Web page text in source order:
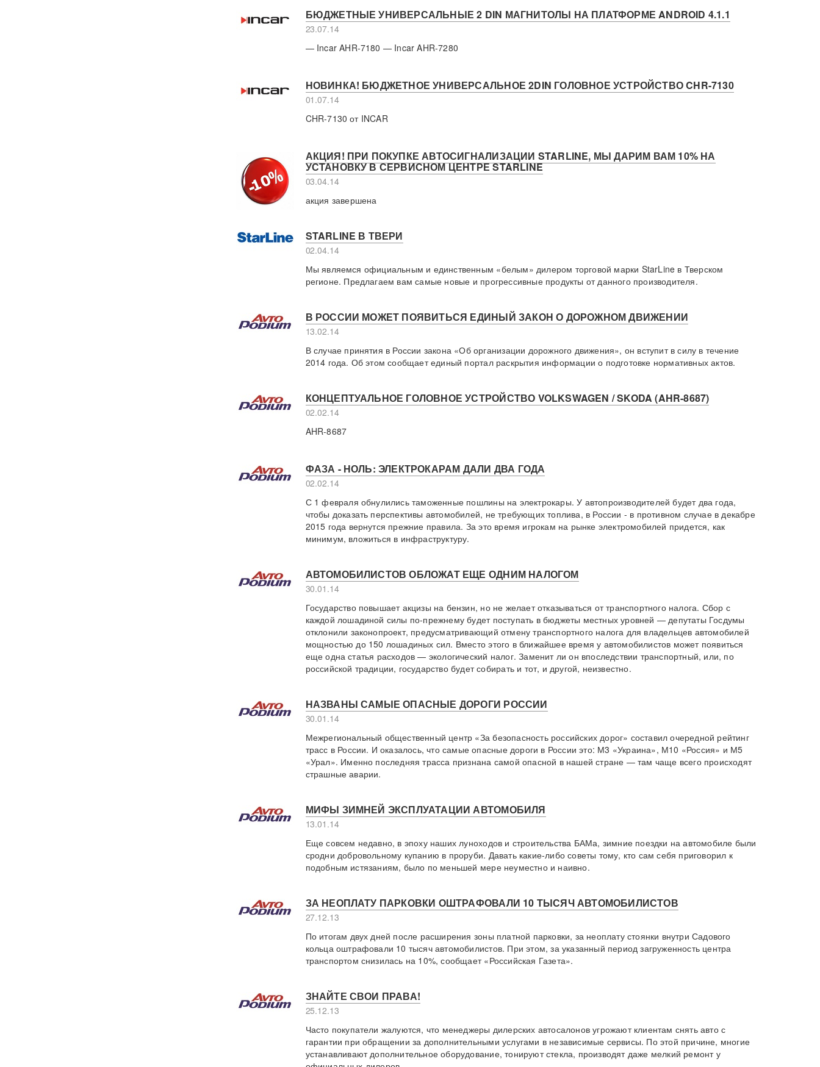
БЮДЖЕТНЫЕ УНИВЕРСАЛЬНЫЕ 2 DIN МАГНИТОЛЫ НА ПЛАТФОРМЕ ANDROID 4.1.1
23.07.14
— Incar AHR-7180 — Incar AHR-7280
НОВИНКА! БЮДЖЕТНОЕ УНИВЕРСАЛЬНОЕ 2DIN ГОЛОВНОЕ УСТРОЙСТВО CHR-7130
01.07.14
CHR-7130 от INCAR
АКЦИЯ! ПРИ ПОКУПКЕ АВТОСИГНАЛИЗАЦИИ STARLINE, МЫ ДАРИМ ВАМ 10% НА
УСТАНОВКУ В СЕРВИСНОМ ЦЕНТРЕ STARLINE
03.04.14
акция завершена
STARLINE В ТВЕРИ
02.04.14
Мы являемся официальным и единственным «белым» дилером торговой марки StarLine в Тверском
регионе. Предлагаем вам самые новые и прогрессивные продукты от данного производителя.
В РОССИИ МОЖЕТ ПОЯВИТЬСЯ ЕДИНЫЙ ЗАКОН О ДОРОЖНОМ ДВИЖЕНИИ
13.02.14
В случае принятия в России закона «Об организации дорожного движения», он вступит в силу в течение
2014 года. Об этом сообщает единый портал раскрытия информации о подготовке нормативных актов.
КОНЦЕПТУАЛЬНОЕ ГОЛОВНОЕ УСТРОЙСТВО VOLKSWAGEN / SKODA (AHR-8687)
02.02.14
AHR-8687
ФАЗА - НОЛЬ: ЭЛЕКТРОКАРАМ ДАЛИ ДВА ГОДА
02.02.14
С 1 февраля обнулились таможенные пошлины на электрокары. У автопроизводителей будет два года,
чтобы доказать перспективы автомобилей, не требующих топлива, в России - в противном случае в декабре
2015 года вернутся прежние правила. За это время игрокам на рынке электромобилей придется, как
минимум, вложиться в инфраструктуру.
АВТОМОБИЛИСТОВ ОБЛОЖАТ ЕЩЕ ОДНИМ НАЛОГОМ
30.01.14
Государство повышает акцизы на бензин, но не желает отказываться от транспортного налога. Сбор с
каждой лошадиной силы по-прежнему будет поступать в бюджеты местных уровней — депутаты Госдумы
отклонили законопроект, предусматривающий отмену транспортного налога для владельцев автомобилей
мощностью до 150 лошадиных сил. Вместо этого в ближайшее время у автомобилистов может появиться
еще одна статья расходов — экологический налог. Заменит ли он впоследствии транспортный, или, по
российской традиции, государство будет собирать и тот, и другой, неизвестно.
НАЗВАНЫ САМЫЕ ОПАСНЫЕ ДОРОГИ РОССИИ
30.01.14
Межрегиональный общественный центр «За безопасность российских дорог» составил очередной рейтинг
трасс в России. И оказалось, что самые опасные дороги в России это: М3 «Украина», М10 «Россия» и М5
«Урал». Именно последняя трасса признана самой опасной в нашей стране — там чаще всего происходят
страшные аварии.
МИФЫ ЗИМНЕЙ ЭКСПЛУАТАЦИИ АВТОМОБИЛЯ
13.01.14
Еще совсем недавно, в эпоху наших луноходов и строительства БАМа, зимние поездки на автомобиле были
сродни добровольному купанию в проруби. Давать какие-либо советы тому, кто сам себя приговорил к
подобным истязаниям, было по меньшей мере неуместно и наивно.
ЗА НЕОПЛАТУ ПАРКОВКИ ОШТРАФОВАЛИ 10 ТЫСЯЧ АВТОМОБИЛИСТОВ
27.12.13
По итогам двух дней после расширения зоны платной парковки, за неоплату стоянки внутри Садового
кольца оштрафовали 10 тысяч автомобилистов. При этом, за указанный период загруженность центра
транспортом снизилась на 10%, сообщает «Российская Газета».
ЗНАЙТЕ СВОИ ПРАВА!
25.12.13
Часто покупатели жалуются, что менеджеры дилерских автосалонов угрожают клиентам снять авто с
гарантии при обращении за дополнительными услугами в независимые сервисы. По этой причине, многие
устанавливают дополнительное оборудование, тонируют стекла, производят даже мелкий ремонт у